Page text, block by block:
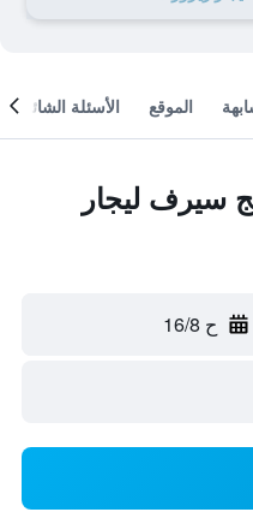
الموقع الأسئلة الشائعة
سيرف ليجار
ح 16/8